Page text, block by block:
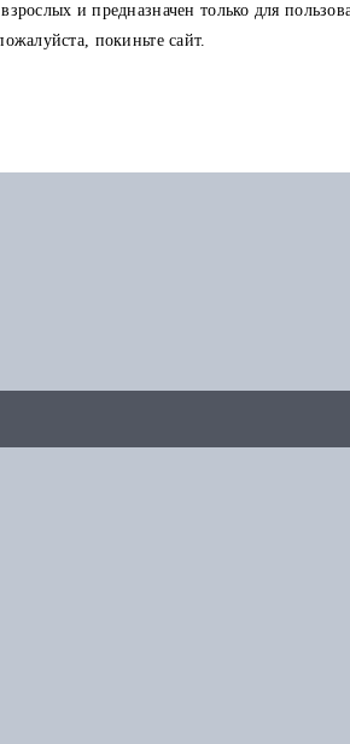
в других заказах.
и предназначен только для
покиньте сайт.